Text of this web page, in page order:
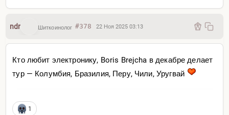
ndr Шиткоинолог #378 22 Ноя 2025 03:13
Кто любит электронику, Boris Brejcha в декабре делает
тур — Колумбия, Бразилия, Перу, Чили, Уругвай
1